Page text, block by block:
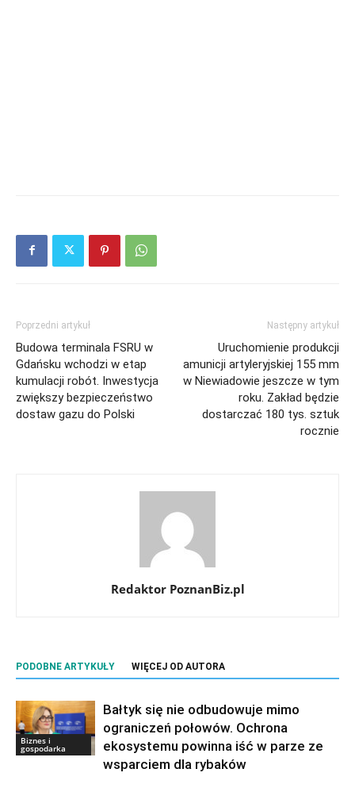
Poprzedni artykuł
Budowa terminala FSRU w
Gdańsku wchodzi w etap
kumulacji robót. Inwestycja
zwiększy bezpieczeństwo
dostaw gazu do Polski
Następny artykuł
Uruchomienie produkcji
amunicji artyleryjskiej 155 mm
w Niewiadowie jeszcze w tym
roku. Zakład będzie
dostarczać 180 tys. sztuk
rocznie
Redaktor PoznanBiz.pl
PODOBNE ARTYKUŁY WIĘCEJ OD AUTORA
Biznes i
gospodarka
Bałtyk się nie odbudowuje mimo
ograniczeń połowów. Ochrona
ekosystemu powinna iść w parze ze
wsparciem dla rybaków